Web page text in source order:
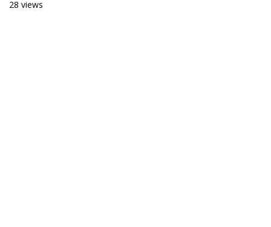
28 views